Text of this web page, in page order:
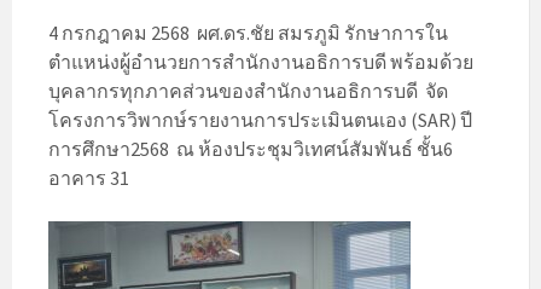
4 กรกฎาคม 2568 ผศ.ดร.ชัย สมรภูมิ รักษาการใน
ตำแหน่งผู้อำนวยการสำนักงานอธิการบดี พร้อมด้วย
บุคลากรทุกภาคส่วนของสำนักงานอธิการบดี จัด
โครงการวิพากษ์รายงานการประเมินตนเอง (SAR) ปี
การศึกษา2568 ณ ห้องประชุมวิเทศน์สัมพันธ์ ชั้น6
อาคาร 31